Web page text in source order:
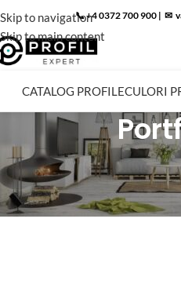
Skip to navigation
Skip to main content
📞 +4 0372 700 900 | ✉︎
CATALOG PROFILECULORI